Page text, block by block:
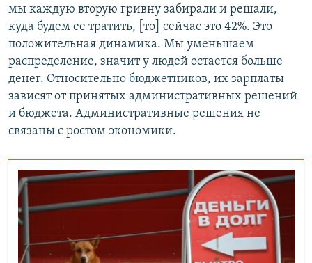
мы каждую вторую гривну забирали и решали,
куда будем ее тратить, [то] сейчас это 42%. Это
положительная динамика. Мы уменьшаем
распределение, значит у людей остается больше
денег. Относительно бюджетников, их зарплаты
зависят от принятых административных решений
и бюджета. Административные решения не
связаны с ростом экономики.